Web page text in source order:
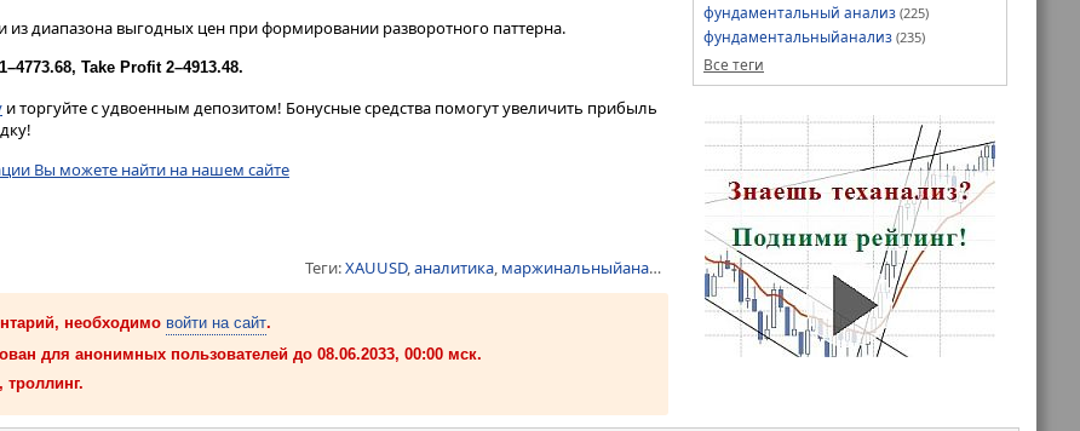
из диапазона выгодных цен при формировании разворотного паттерна.
Take Profit 2–4913.48.
и торгуйте с удвоенным депозитом! Бонусные средства помогут увеличить прибыль
Вы можете найти на нашем сайте
Теги:XAUUSD,аналитика, маржинальныйанализ прогнозы
необходимо войти на сайт.
для анонимных пользователей до 08.06.2033, 00:00 мск.
фундаментальный анализ (225)
фундаментальныйанализ (235)
Все теги